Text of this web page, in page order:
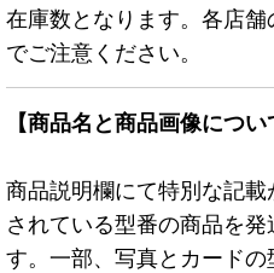
在庫数となります。各店
でご注意ください。
【商品名と商品画像につい
商品説明欄にて特別な記
されている型番の商品を
す。一部、写真とカード